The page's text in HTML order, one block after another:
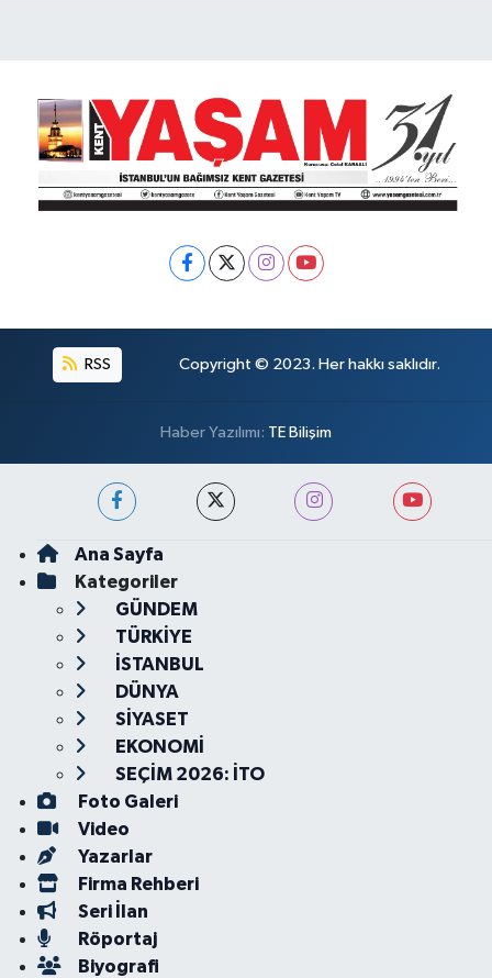
RSS Copyright © 2023. Her hakkı saklıdır.
Haber Yazılımı: TE Bilişim
Ana Sayfa
Kategoriler
GÜNDEM
TÜRKİYE
İSTANBUL
DÜNYA
SİYASET
EKONOMİ
SEÇİM 2026: İTO
Foto Galeri
Video
Yazarlar
Firma Rehberi
Seri İlan
Röportaj
Biyografi